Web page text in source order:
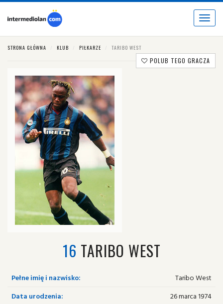
Toggle
STRONA GŁÓWNA KLUB PIŁKARZE TARIBO WEST
POLUB TEGO GRACZA
16 TARIBO WEST
Pełne imię i nazwisko:
Taribo West
Data urodzenia:
26 marca 1974